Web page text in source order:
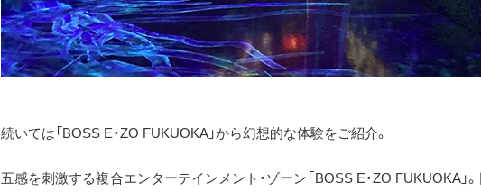
続いては「BOSS E・ZO FUKUOKA」から幻想的な体験をご紹介。
五感を刺激する複合エンターテインメント・ゾーン「BOSS E・ZO FUKUOKA